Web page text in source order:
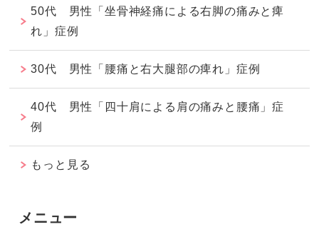
50代 男性「坐骨神経痛による右脚の痛みと痺
れ」症例
30代 男性「腰痛と右大腿部の痺れ」症例
40代 男性「四十肩による肩の痛みと腰痛」症
例
もっと見る
メニュー